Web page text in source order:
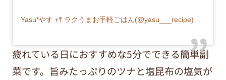
疲れている日におすすめな5分でできる簡単副
菜です。旨みたっぷりのツナと塩昆布の塩気が